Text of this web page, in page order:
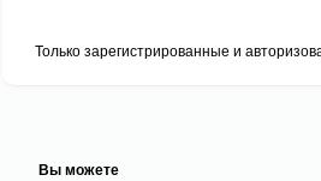
Только зарегистрированные и
Вы можете